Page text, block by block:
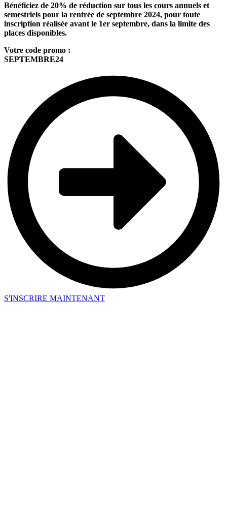
Bénéficiez de 20% de réduction sur tous les cours annuels et
semestriels pour la rentrée de septembre 2024, pour toute
inscription réalisée avant le 1er septembre, dans la limite des
places disponibles.
Votre code promo :
SEPTEMBRE24
S'INSCRIRE MAINTENANT